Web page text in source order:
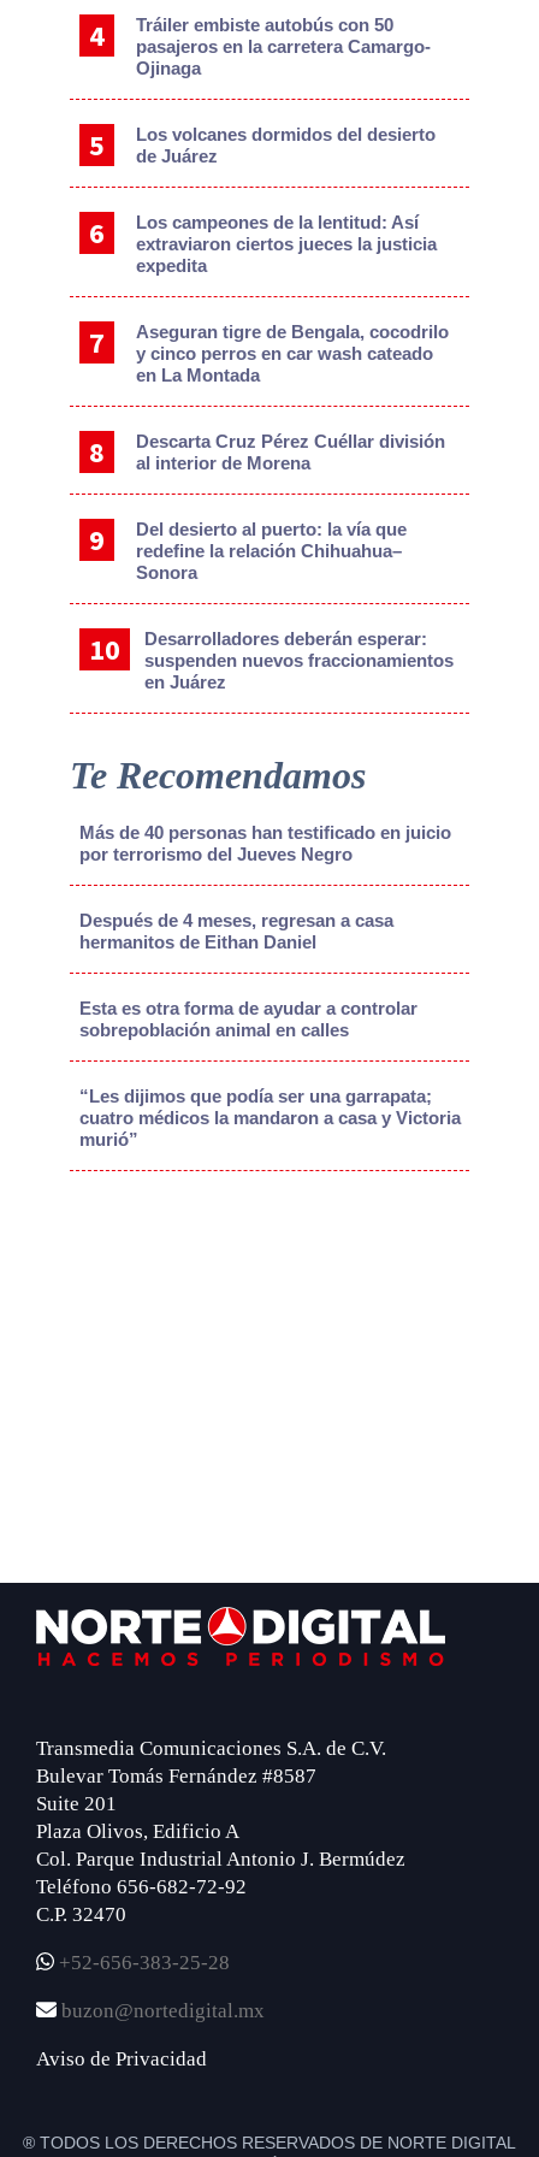
Tráiler embiste autobús con 50
pasajeros en la carretera Camargo-
Ojinaga
Los volcanes dormidos del desierto
de Juárez
Los campeones de la lentitud: Así
extraviaron ciertos jueces la justicia
expedita
Aseguran tigre de Bengala, cocodrilo
y cinco perros en car wash cateado
en La Montada
Descarta Cruz Pérez Cuéllar división
al interior de Morena
Del desierto al puerto: la vía que
redefine la relación Chihuahua–
Sonora
Desarrolladores deberán esperar:
suspenden nuevos fraccionamientos
en Juárez
Te Recomendamos
Más de 40 personas han testificado en juicio
por terrorismo del Jueves Negro
Después de 4 meses, regresan a casa
hermanitos de Eithan Daniel
Esta es otra forma de ayudar a controlar
sobrepoblación animal en calles
“Les dijimos que podía ser una garrapata;
cuatro médicos la mandaron a casa y Victoria
murió”
Footer
Transmedia Comunicaciones S.A. de C.V.
Bulevar Tomás Fernández #8587
Suite 201
Plaza Olivos, Edificio A
Col. Parque Industrial Antonio J. Bermúdez
Teléfono 656-682-72-92
C.P. 32470
+52-656-383-25-28
buzon@nortedigital.mx
Aviso de Privacidad
® TODOS LOS DERECHOS RESERVADOS DE NORTE DIGITAL